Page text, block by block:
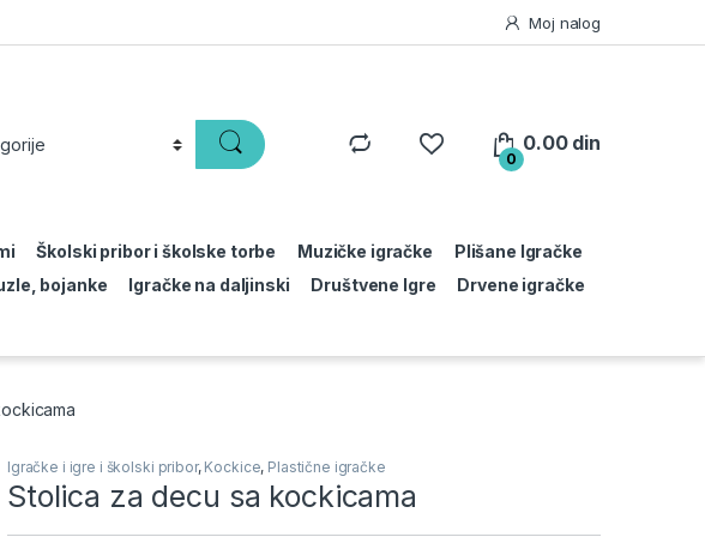
Moj nalog
0
0.00 din
Školski pribor i školske torbe Muzičke igračke
Plišane Igračke
bojanke Igračke na daljinski Društvene Igre
Drvene igračke
Igračke i igre i školski pribor, Kockice, Plastične igračke
Stolica za decu sa kockicama